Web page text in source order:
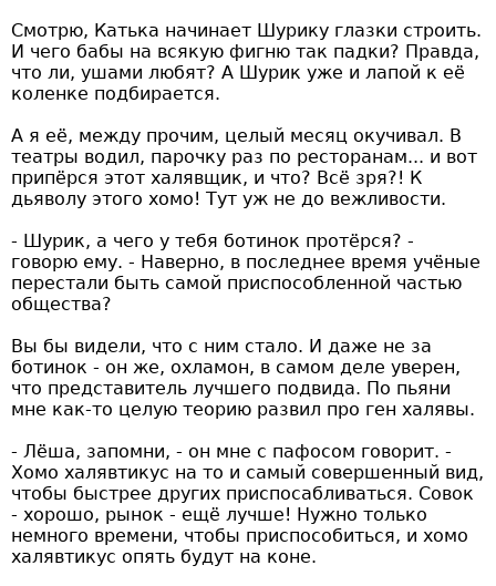
Смотрю, Катька начинает Шурику глазки строить.
И чего бабы на всякую фигню так падки? Правда,
что ли, ушами любят? А Шурик уже и лапой к её
коленке подбирается.
А я её, между прочим, целый месяц окучивал. В
театры водил, парочку раз по ресторанам... и вот
припёрся этот халявщик, и что? Всё зря?! К
дьяволу этого хомо! Тут уж не до вежливости.
- Шурик, а чего у тебя ботинок протёрся? -
говорю ему. - Наверно, в последнее время учёные
перестали быть самой приспособленной частью
общества?
Вы бы видели, что с ним стало. И даже не за
ботинок - он же, охламон, в самом деле уверен,
что представитель лучшего подвида. По пьяни
мне как-то целую теорию развил про ген халявы.
- Лёша, запомни, - он мне с пафосом говорит. -
Хомо халявтикус на то и самый совершенный вид,
чтобы быстрее других приспосабливаться. Совок
- хорошо, рынок - ещё лучше! Нужно только
немного времени, чтобы приспособиться, и хомо
халявтикус опять будут на коне.